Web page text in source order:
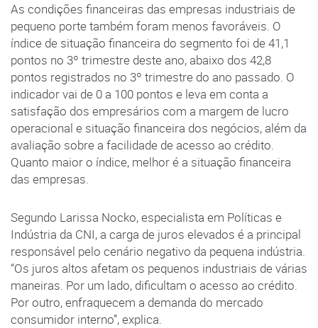
As condições financeiras das empresas industriais de
pequeno porte também foram menos favoráveis. O
índice de situação financeira do segmento foi de 41,1
pontos no 3º trimestre deste ano, abaixo dos 42,8
pontos registrados no 3º trimestre do ano passado. O
indicador vai de 0 a 100 pontos e leva em conta a
satisfação dos empresários com a margem de lucro
operacional e situação financeira dos negócios, além da
avaliação sobre a facilidade de acesso ao crédito.
Quanto maior o índice, melhor é a situação financeira
das empresas.
Segundo Larissa Nocko, especialista em Políticas e
Indústria da CNI, a carga de juros elevados é a principal
responsável pelo cenário negativo da pequena indústria.
“Os juros altos afetam os pequenos industriais de várias
maneiras. Por um lado, dificultam o acesso ao crédito.
Por outro, enfraquecem a demanda do mercado
consumidor interno”, explica.